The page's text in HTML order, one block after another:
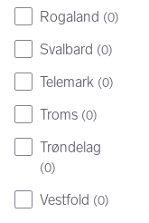
Rogaland (0)
Svalbard (0)
Telemark (0)
Troms (0)
Trøndelag
(0)
Vestfold (0)